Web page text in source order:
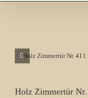
Holz Zimmertür